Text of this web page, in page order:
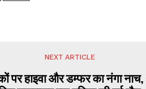
NEXT ARTICLE